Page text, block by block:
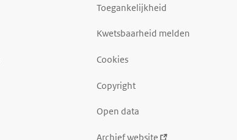
Toegankelijkheid
Kwetsbaarheid melden
Cookies
Copyright
Open data
Archief website